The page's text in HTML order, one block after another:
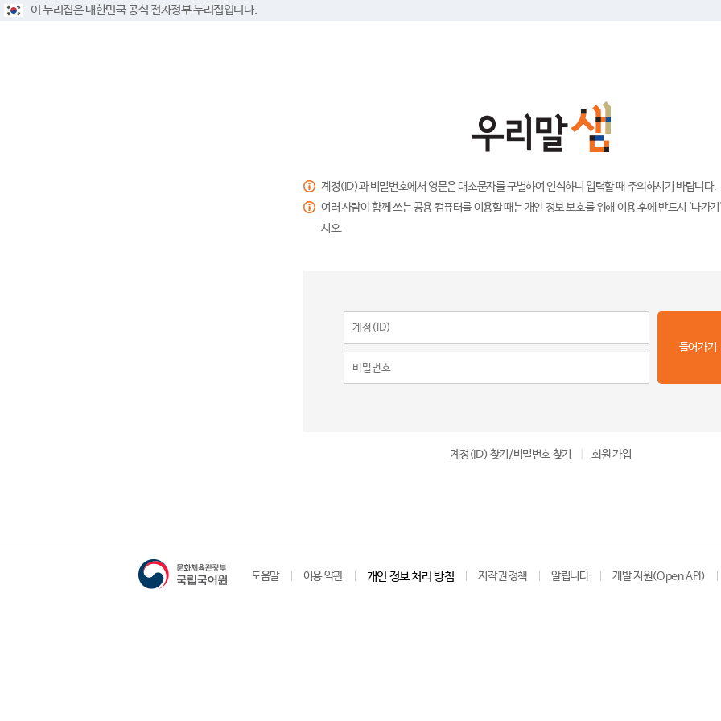
이 누리집은 대한민국 공식 전자정부 누리집입니다.
계정(ID)과 비밀번호에서 영문은 대소문자를 구별하여 인식하니 입력할 때 주의하시기 바랍니다.
여러 사람이 함께 쓰는 공용 컴퓨터를 이용할 때는 개인 정보 보호를 위해 이용 후에 반드시 '나가
시오.
들어가기
계정(ID) 찾기/비밀번호 찾기 회원 가입
도움말 이용 약관 개인 정보 처리 방침 저작권 정책 알립니다 개발 지원(Open API)